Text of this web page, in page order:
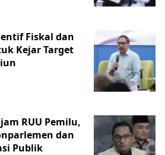
Fiskal dan
Kejar Target
RUU Pemilu,
dan
Publik